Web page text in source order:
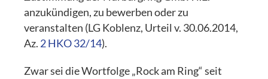
anzukündigen, zu bewerben oder zu
veranstalten (LG Koblenz, Urteil v. 30.06.2014,
Az. 2 HKO 32/14).
Zwar sei die Wortfolge „Rock am Ring“ seit